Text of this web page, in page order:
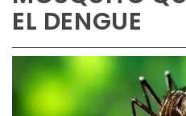
EL DENGUE